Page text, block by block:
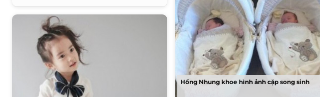
Hồng Nhung khoe hình ảnh cặp song sinh